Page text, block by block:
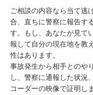
ご相談の内容なら当て逃
合、直ちに警察に報告す
す。もし、あなたが見て
報して自分の現在地を教
性はあります。
事故発生から相手とのや
し、警察に通報した状況
コーダーの映像で証明し